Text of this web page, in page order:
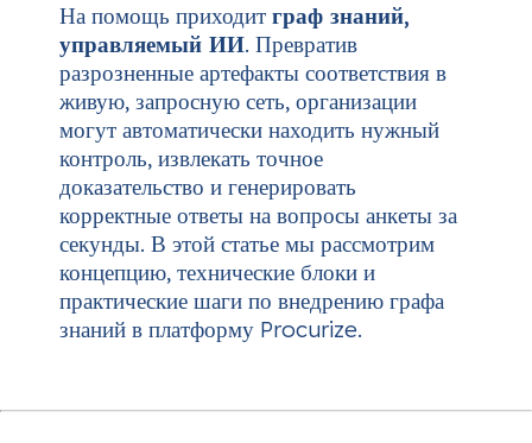
На помощь приходит граф знаний,
управляемый ИИ. Превратив
разрозненные артефакты соответствия в
живую, запросную сеть, организации
могут автоматически находить нужный
контроль, извлекать точное
доказательство и генерировать
корректные ответы на вопросы анкеты за
секунды. В этой статье мы рассмотрим
концепцию, технические блоки и
практические шаги по внедрению графа
знаний в платформу Procurize.